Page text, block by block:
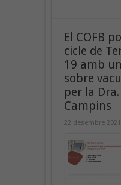
El COFB
cicle de
19 amb
sobre
per la
Campins
22 desembre 2021